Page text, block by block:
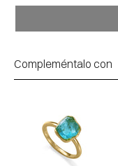
Compleméntalo con